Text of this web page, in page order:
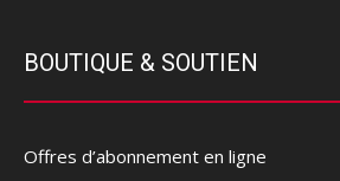
BOUTIQUE & SOUTIEN
Offres d’abonnement en ligne